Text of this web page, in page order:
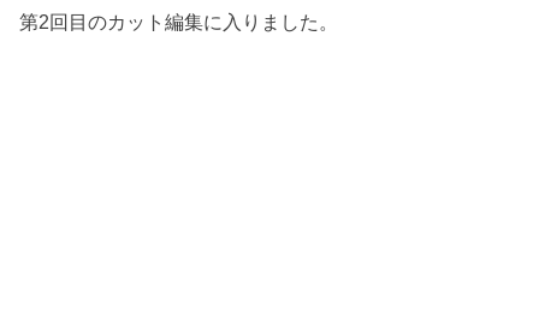
第2回目のカット編集に入りました。